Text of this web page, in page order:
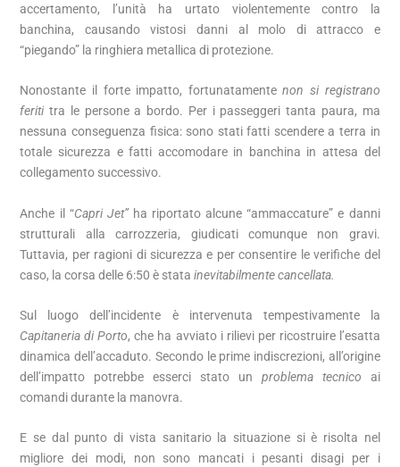
accertamento, l’unità ha urtato violentemente contro la
banchina, causando vistosi danni al molo di attracco e
“piegando” la ringhiera metallica di protezione.
Nonostante il forte impatto, fortunatamentenon si registrano
ferititra le persone a bordo. Per i passeggeri tanta paura, ma
nessuna conseguenza fisica: sono stati fatti scendere a terra in
totale sicurezza e fatti accomodare in banchina in attesa del
collegamento successivo.
Anche il “Capri Jet”ha riportato alcune “ammaccature” e danni
strutturali alla carrozzeria, giudicati comunque non gravi.
Tuttavia, per ragioni di sicurezza e per consentire le verifiche del
caso, la corsa delle 6:50 è statainevitabilmente cancellata.
Sul luogo dell’incidente è intervenuta tempestivamente la
Capitaneria di Porto, che ha avviato i rilievi per ricostruire l’esatta
dinamica dell’accaduto. Secondo le prime indiscrezioni, all’origine
dell’impatto potrebbe esserci stato un problema tecnico ai
comandi durante la manovra.
E se dal punto di vista sanitario la situazione si è risolta nel
migliore dei modi, non sono mancati i pesanti disagi per i